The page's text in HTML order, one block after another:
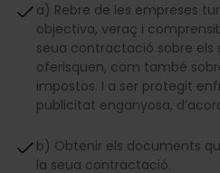
a) Rebre de les empreses
objectiva, veraç i
seua contractació sobre els
oferisquen, com també
impostos. I a ser protegit
publicitat enganyosa,
b) Obtenir els documents
la seua contractació.